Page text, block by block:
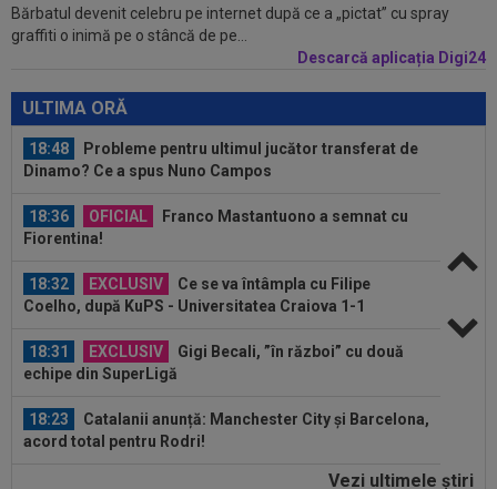
Bărbatul devenit celebru pe internet după ce a „pictat” cu spray
graffiti o inimă pe o stâncă de pe...
Descarcă aplicația Digi24
ULTIMA ORĂ
18:51 LIVE VIDEO&SCORE
Unirea Slobozia - Gloria
Bistrița 0-0, ACUM, DGS 1. Programul complet al
21:30, la DGS 1. Egalitate de puncte...
18:48
Probleme pentru ultimul jucător transferat de
Dinamo? Ce a spus Nuno Campos
18:36 OFICIAL
Franco Mastantuono a semnat cu
Fiorentina!
18:32 EXCLUSIV
Ce se va întâmpla cu Filipe
Coelho, după KuPS - Universitatea Craiova 1-1
18:31 EXCLUSIV
Gigi Becali, ”în război” cu două
echipe din SuperLigă
18:23
Catalanii anunță: Manchester City și Barcelona,
acord total pentru Rodri!
Vezi ultimele ştiri